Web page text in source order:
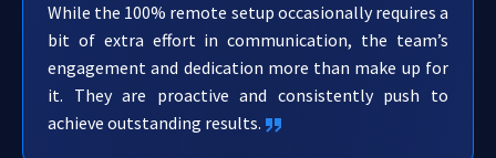
While the 100% remote setup occasionally requires a
bit of extra effort in communication, the team’s
engagement and dedication more than make up for
it. They are proactive and consistently push to
achieve outstanding results.